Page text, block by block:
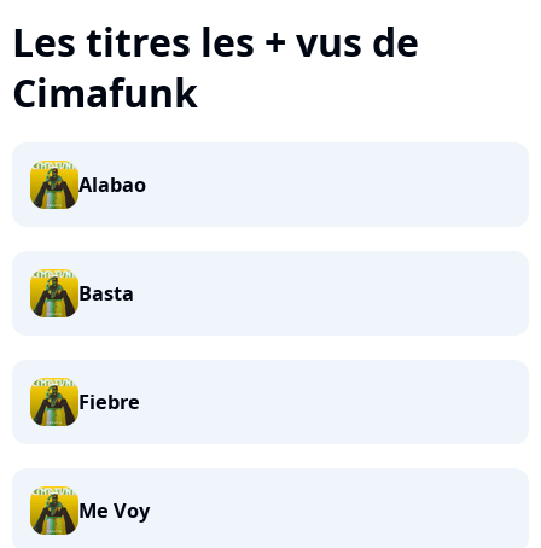
Les titres les + vus de
Cimafunk
Alabao
Basta
Fiebre
Me Voy